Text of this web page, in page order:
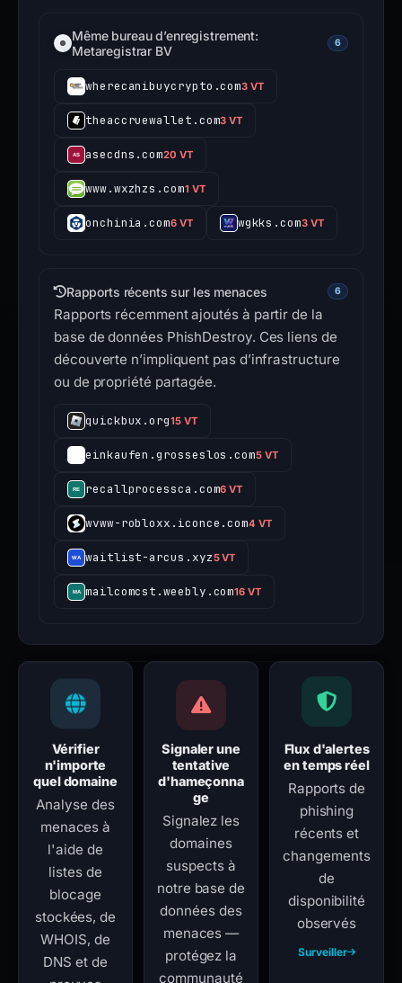
Même bureau d’enregistrement:
Metaregistrar BV
6
wherecanibuycrypto.com3 VT
theaccruewallet.com3 VT
asecdns.com20 VT
www.wxzhzs.com1 VT
onchinia.com6 VT wgkks.com3 VT
Rapports récents sur les menaces 6
Rapports récemment ajoutés à partir de la
base de données PhishDestroy. Ces liens de
découverte n’impliquent pas d’infrastructure
ou de propriété partagée.
quickbux.org15 VT
einkaufen.grosseslos.com5 VT
recallprocessca.com6 VT
wvww-robloxx.iconce.com4 VT
waitlist-arcus.xyz5 VT
mailcomcst.weebly.com16 VT
Vérifier
n'importe
quel domaine
Analyse des
menaces à
l'aide de
listes de
blocage
stockées, de
WHOIS, de
DNS et de
Signaler une
tentative
d'hameçonna
ge
Signalez les
domaines
suspects à
notre base de
données des
menaces —
protégez la
communauté
Flux d'alertes
en temps réel
Rapports de
phishing
récents et
changements
de
disponibilité
observés
Surveiller